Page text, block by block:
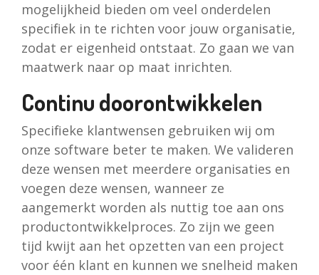
mogelijkheid bieden om veel onderdelen
specifiek in te richten voor jouw organisatie,
zodat er eigenheid ontstaat. Zo gaan we van
maatwerk naar op maat inrichten.
Continu doorontwikkelen
Specifieke klantwensen gebruiken wij om
onze software beter te maken. We valideren
deze wensen met meerdere organisaties en
voegen deze wensen, wanneer ze
aangemerkt worden als nuttig toe aan ons
productontwikkelproces. Zo zijn we geen
tijd kwijt aan het opzetten van een project
voor één klant en kunnen we snelheid maken